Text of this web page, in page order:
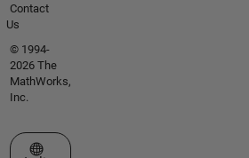
Contact
Us
© 1994-
2026 The
MathWorks,
Inc.
Seleziona un sito web